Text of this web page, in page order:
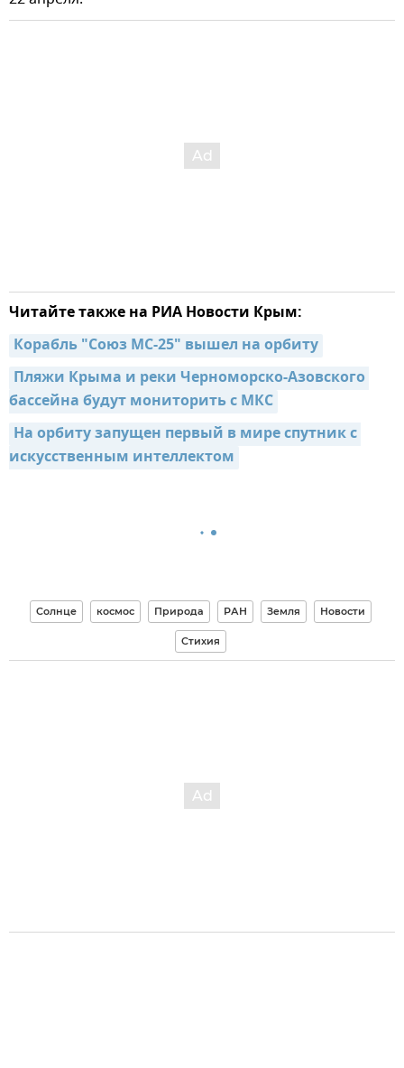
Читайте также на РИА Новости Крым:
Корабль "Союз МС-25" вышел на орбиту
Пляжи Крыма и реки Черноморско-Азовского
бассейна будут мониторить с МКС
На орбиту запущен первый в мире спутник с
искусственным интеллектом
Солнце космос Природа РАН Земля Новости
Стихия